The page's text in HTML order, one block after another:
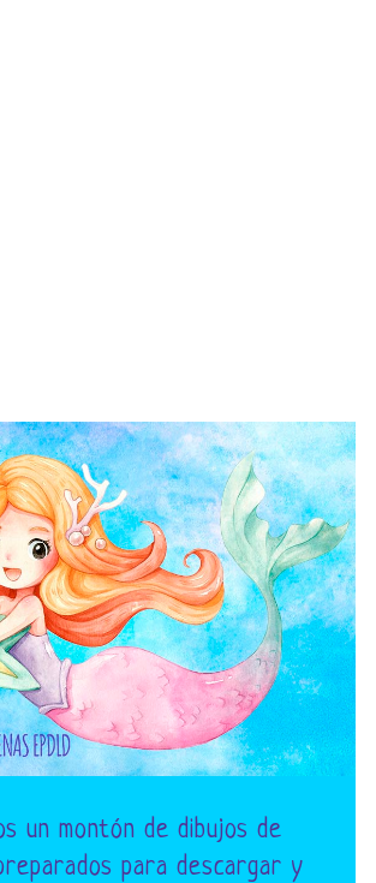
un montón de dibujos de
para descargar y